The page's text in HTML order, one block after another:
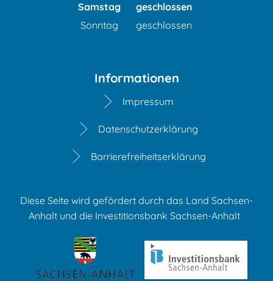
Von 08:00 bis 12:00 Uhr
Samstag
geschlossen
Sonntag
geschlossen
Informationen
Impressum
Datenschutzerklärung
Barrierefreiheitserklärung
Diese Seite wird gefördert durch das Land Sachsen-
Anhalt und die Investitionsbank Sachsen-Anhalt